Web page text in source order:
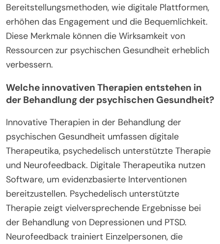
Bereitstellungsmethoden, wie digitale Plattformen,
erhöhen das Engagement und die Bequemlichkeit.
Diese Merkmale können die Wirksamkeit von
Ressourcen zur psychischen Gesundheit erheblich
verbessern.
Welche innovativen Therapien entstehen in
der Behandlung der psychischen Gesundheit?
Innovative Therapien in der Behandlung der
psychischen Gesundheit umfassen digitale
Therapeutika, psychedelisch unterstützte Therapie
und Neurofeedback. Digitale Therapeutika nutzen
Software, um evidenzbasierte Interventionen
bereitzustellen. Psychedelisch unterstützte
Therapie zeigt vielversprechende Ergebnisse bei
der Behandlung von Depressionen und PTSD.
Neurofeedback trainiert Einzelpersonen, die